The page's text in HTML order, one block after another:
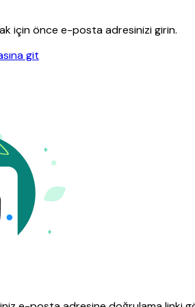
için önce e-posta adresinizi girin.
git